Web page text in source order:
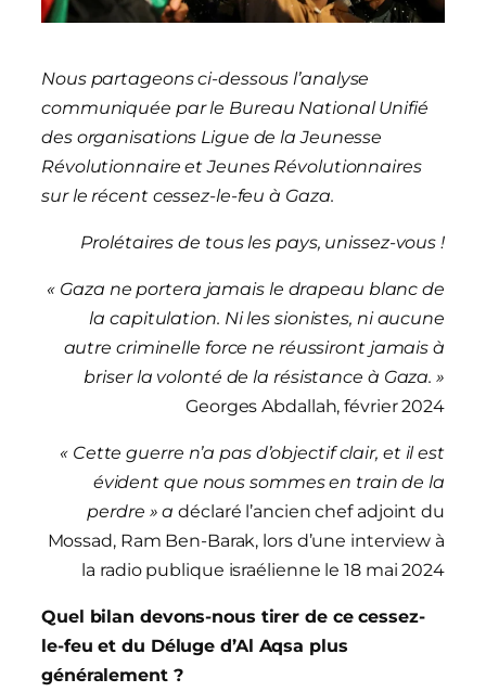
Nous partageons ci-dessous l’analyse
communiquée par le Bureau National Unifié
des organisations Ligue de la Jeunesse
Révolutionnaire et Jeunes Révolutionnaires
sur le récent cessez-le-feu à Gaza.
Prolétaires de tous les pays, unissez-vous !
« Gaza ne portera jamais le drapeau blanc de
la capitulation. Ni les sionistes, ni aucune
autre criminelle force ne réussiront jamais à
briser la volonté de la résistance à Gaza. »
Georges Abdallah, février 2024
« Cette guerre n’a pas d’objectif clair, et il est
évident que nous sommes en train de la
perdre » a déclaré l’ancien chef adjoint du
Mossad, Ram Ben-Barak, lors d’une interview à
la radio publique israélienne le 18 mai 2024
Quel bilan devons-nous tirer de ce cessez-
le-feuet du Déluge d’Al Aqsa plus
généralement ?